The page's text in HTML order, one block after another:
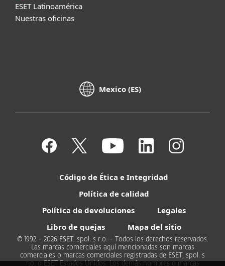
ESET Latinoamérica
Nuestras oficinas
Mexico (ES)
Código de Ética e Integridad
Política de calidad
Política de devoluciones
Legales
Libro de quejas
Mapa del sitio
© 1992 - 2026 ESET, spol. s r.o. - Todos los derechos reservados.
Las marcas comerciales aquí mencionadas son marcas
comerciales o marcas comerciales registradas de ESET, spol. s
r.o. o ESET Estados Unidos. Los demás nombres o marcas